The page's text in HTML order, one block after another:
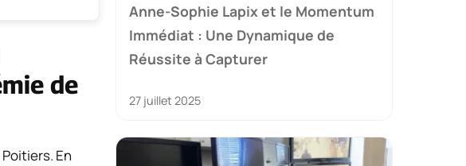
de
En
Anne-Sophie Lapix et le Momentum
Immédiat : Une Dynamique de
Réussite à Capturer
27 juillet 2025